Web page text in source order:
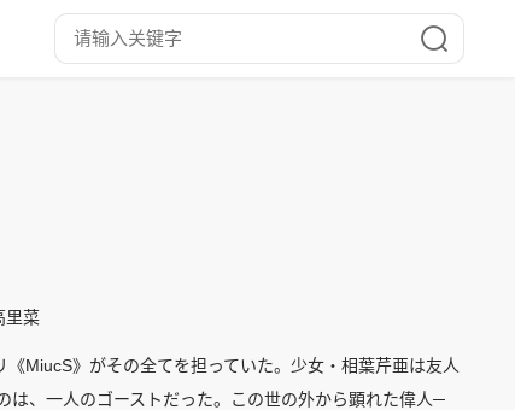
里菜
MiucS》がその全てを担っていた。少女・相葉芹亜は友人
は、一人のゴーストだった。この世の外から顕れた偉人─